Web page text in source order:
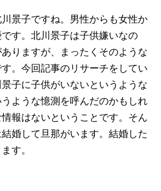
景子ですね。男性からも女性か
す。北川景子は子供嫌いなの
りますが、まったくそのような
。今回記事のリサーチをしてい
子に子供がいないというような
ような憶測を呼んだのかもしれ
報はないということです。そん
婚して旦那がいます。結婚した
す。